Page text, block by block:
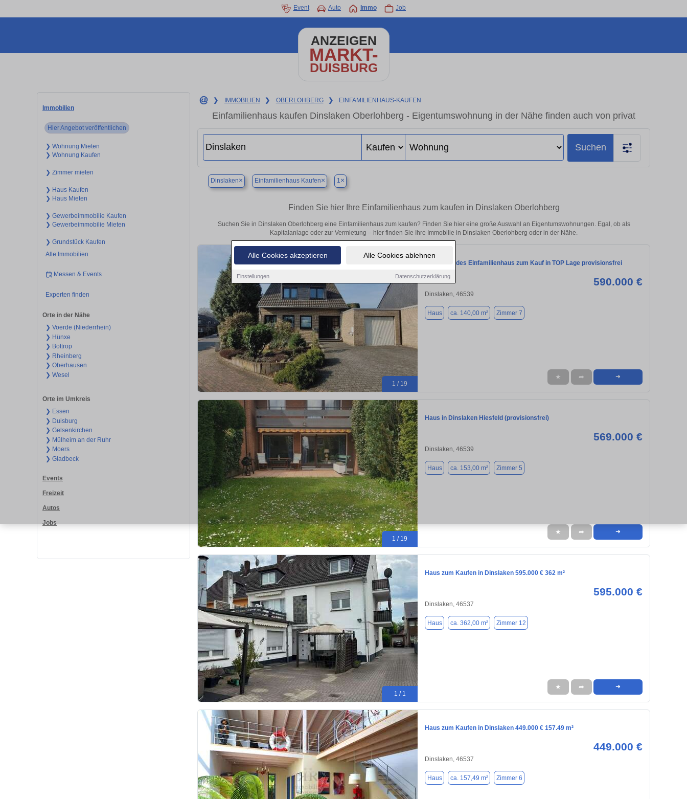
Alle Cookies akzeptieren Alle Cookies ablehnen
Einstellungen Datenschutzerklärung
Event Auto Immo Job
ANZEIGEN
MARKT-
DUISBURG
Immobilien
Hier Angebot veröffentlichen
❯ Wohnung Mieten
❯ Wohnung Kaufen
❯ Zimmer mieten
❯ Haus Kaufen
❯ Haus Mieten
❯ Gewerbeimmobilie Kaufen
❯ Gewerbeimmobilie Mieten
❯ Grundstück Kaufen
Alle Immobilien
Messen & Events
Experten finden
Orte in der Nähe
❯ Voerde (Niederrhein)
❯ Hünxe
❯ Bottrop
❯ Rheinberg
❯ Oberhausen
❯ Wesel
Orte im Umkreis
❯ Essen
❯ Duisburg
❯ Gelsenkirchen
❯ Mülheim an der Ruhr
❯ Moers
❯ Gladbeck
Events
Freizeit
Autos
Jobs
❯ IMMOBILIEN ❯ OBERLOHBERG ❯ EINFAMILIENHAUS-KAUFEN
Einfamilienhaus kaufen Dinslaken Oberlohberg - Eigentumswohnung in der Nähe finden auch von privat
Suchen
Dinslaken× Einfamilienhaus Kaufen× 1×
Finden Sie hier Ihre Einfamilienhaus zum kaufen in Dinslaken Oberlohberg
Suchen Sie in Dinslaken Oberlohberg eine Einfamilienhaus zum kaufen? Finden Sie hier eine große Auswahl an Eigentumswohnungen. Egal, ob als
Kapitalanlage oder zur Vermietung – hier finden Sie Ihre Immobilie in Dinslaken Oberlohberg oder in der Nähe.
1 / 19
Freistehendes Einfamilienhaus zum Kauf in TOP Lage provisionsfrei
590.000 €
Dinslaken, 46539
Haus ca. 140,00 m² Zimmer 7
★ ➦ ➜
1 / 19
Haus in Dinslaken Hiesfeld (provisionsfrei)
569.000 €
Dinslaken, 46539
Haus ca. 153,00 m² Zimmer 5
★ ➦ ➜
1 / 1
Haus zum Kaufen in Dinslaken 595.000 € 362 m²
595.000 €
Dinslaken, 46537
Haus ca. 362,00 m² Zimmer 12
★ ➦ ➜
Haus zum Kaufen in Dinslaken 449.000 € 157.49 m²
449.000 €
Dinslaken, 46537
Haus ca. 157,49 m² Zimmer 6